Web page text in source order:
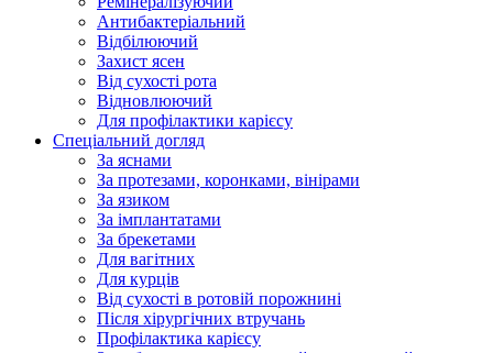
Антибактеріальний
Відбілюючий
Захист ясен
Від сухості рота
Відновлюючий
Для профілактики карієсу
Спеціальний догляд
За яснами
За протезами, коронками, вінірами
За язиком
За імплантатами
За брекетами
Для вагітних
Для курців
Від сухості в ротовій порожнині
Після хірургічних втручань
Профілактика карієсу